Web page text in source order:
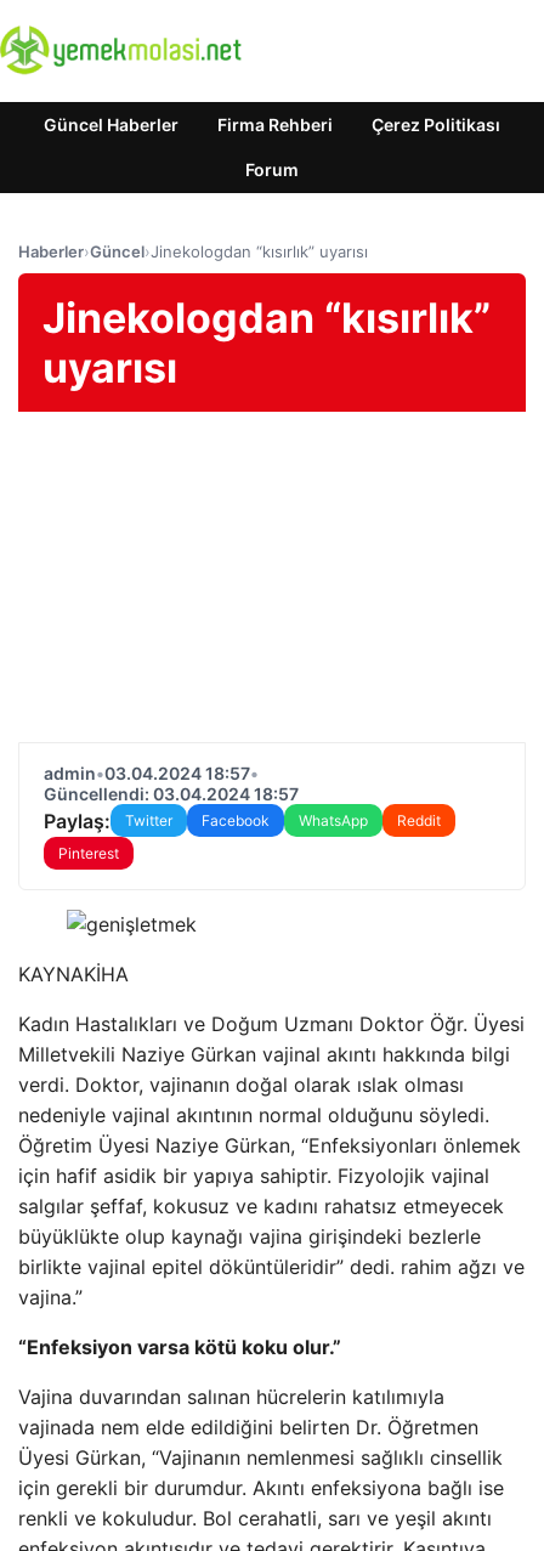
Güncel Haberler Firma Rehberi Çerez Politikası
Forum
Haberler›Güncel›Jinekologdan “kısırlık” uyarısı
Jinekologdan “kısırlık”
uyarısı
admin•03.04.2024 18:57•
Güncellendi: 03.04.2024 18:57
Paylaş: Twitter Facebook WhatsApp
Reddit
Pinterest
KAYNAKİHA
Kadın Hastalıkları ve Doğum Uzmanı Doktor Öğr. Üyesi
Milletvekili Naziye Gürkan vajinal akıntı hakkında bilgi
verdi. Doktor, vajinanın doğal olarak ıslak olması
nedeniyle vajinal akıntının normal olduğunu söyledi.
Öğretim Üyesi Naziye Gürkan, “Enfeksiyonları önlemek
için hafif asidik bir yapıya sahiptir. Fizyolojik vajinal
salgılar şeffaf, kokusuz ve kadını rahatsız etmeyecek
büyüklükte olup kaynağı vajina girişindeki bezlerle
birlikte vajinal epitel döküntüleridir” dedi. rahim ağzı ve
vajina.”
“Enfeksiyon varsa kötü koku olur.”
Vajina duvarından salınan hücrelerin katılımıyla
vajinada nem elde edildiğini belirten Dr. Öğretmen
Üyesi Gürkan, “Vajinanın nemlenmesi sağlıklı cinsellik
için gerekli bir durumdur. Akıntı enfeksiyona bağlı ise
renkli ve kokuludur. Bol cerahatli, sarı ve yeşil akıntı